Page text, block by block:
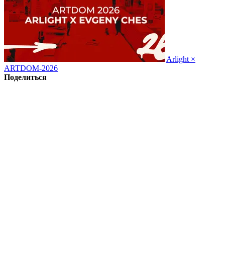
Arlight ×
ARTDOM-2026
Поделиться